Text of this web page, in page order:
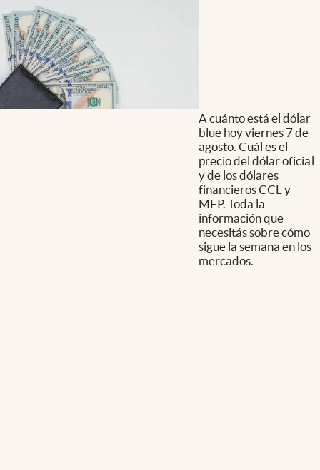
A cuánto está el dólar
blue hoy viernes 7 de
agosto. Cuál es el
precio del dólar oficial
y de los dólares
financieros CCL y
MEP. Toda la
información que
necesitás sobre cómo
sigue la semana en los
mercados.